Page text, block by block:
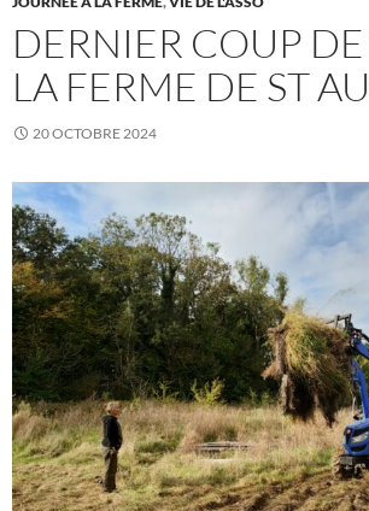
DERNIER COUP
LA FERME DE ST
20 OCTOBRE 2024